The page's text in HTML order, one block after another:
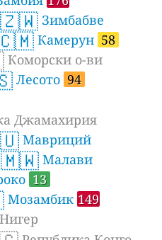
🇿🇼 Зимбабве
Камерун 58
Коморски о-ви
Лесото 94
Джамахирия
Мавриций
🇲🇼 Малави
13
Мозамбик 149
Нигер